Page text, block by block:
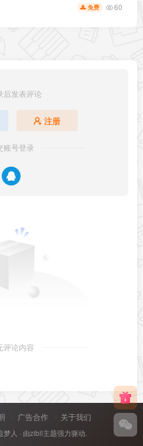
免费 60
后发表评论
注册
账号登录
评论内容
广告合作 关于我们
梦人 · 由zibll主题强力驱动.